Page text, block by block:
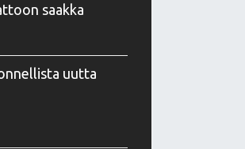
saakka
uutta